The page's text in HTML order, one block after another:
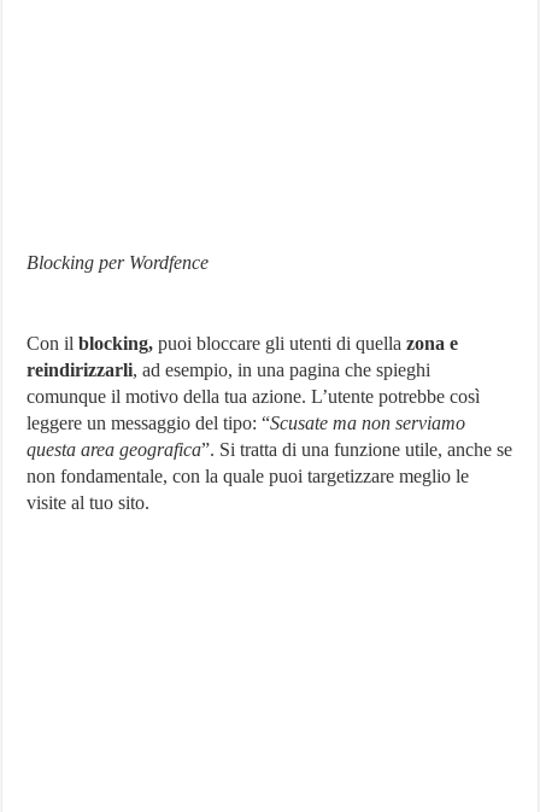
Blocking per Wordfence
Con ilblocking, puoi bloccare gli utenti di quellazona e
reindirizzarli, ad esempio, in una pagina che spieghi
comunque il motivo della tua azione. L’utente potrebbe così
leggere un messaggio del tipo: “Scusate ma non serviamo
questa area geografica”. Si tratta di una funzione utile, anche se
non fondamentale, con la quale puoi targetizzare meglio le
visite al tuo sito.